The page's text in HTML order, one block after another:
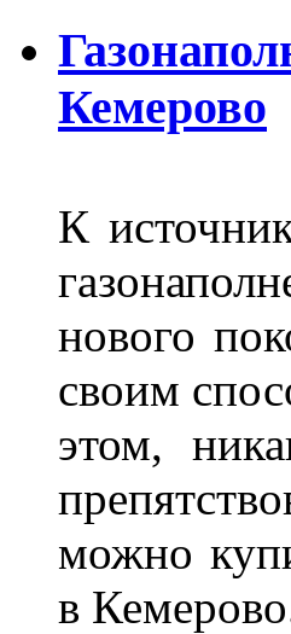
Кемерово
К
нового
своим
этом,
можно
в